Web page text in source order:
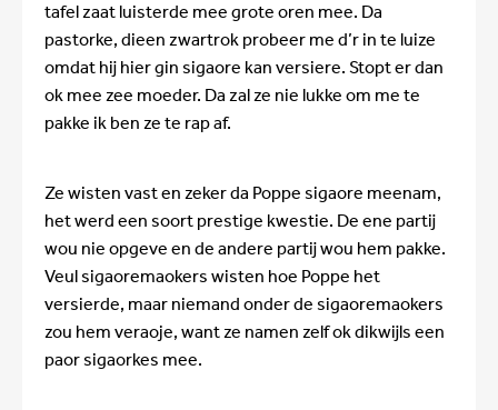
tafel zaat luisterde mee grote oren mee. Da
pastorke, dieen zwartrok probeer me d’r in te luize
omdat hij hier gin sigaore kan versiere. Stopt er dan
ok mee zee moeder. Da zal ze nie lukke om me te
pakke ik ben ze te rap af.
Ze wisten vast en zeker da Poppe sigaore meenam,
het werd een soort prestige kwestie. De ene partij
wou nie opgeve en de andere partij wou hem pakke.
Veul sigaoremaokers wisten hoe Poppe het
versierde, maar niemand onder de sigaoremaokers
zou hem veraoje, want ze namen zelf ok dikwijls een
paor sigaorkes mee.